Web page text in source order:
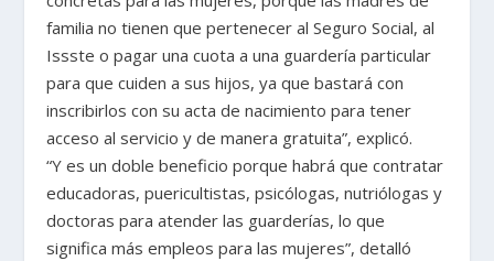
familia no tienen que pertenecer al Seguro Social, al
Issste o pagar una cuota a una guardería particular
para que cuiden a sus hijos, ya que bastará con
inscribirlos con su acta de nacimiento para tener
acceso al servicio y de manera gratuita”, explicó.
“Y es un doble beneficio porque habrá que contratar
educadoras, puericultistas, psicólogas, nutriólogas y
doctoras para atender las guarderías, lo que
significa más empleos para las mujeres”, detalló